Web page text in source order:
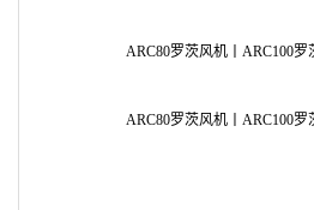
ARC80罗茨风机丨ARC100罗
ARC80罗茨风机丨ARC100罗